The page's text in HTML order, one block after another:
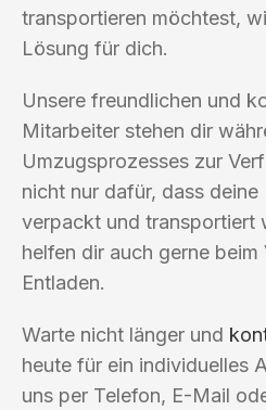
transportieren möchtest,
Lösung für dich.
Unsere freundlichen und
Mitarbeiter stehen dir
Umzugsprozesses zur
nicht nur dafür, dass
verpackt und transportiert
helfen dir auch gerne beim
Entladen.
Warte nicht länger und
heute für ein individuelles
uns per Telefon, E-Mail